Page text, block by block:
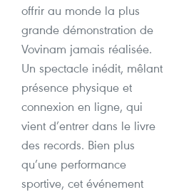
offrir au monde la plus
grande démonstration de
Vovinam jamais réalisée.
Un spectacle inédit, mêlant
présence physique et
connexion en ligne, qui
vient d’entrer dans le livre
des records. Bien plus
qu’une performance
sportive, cet événement